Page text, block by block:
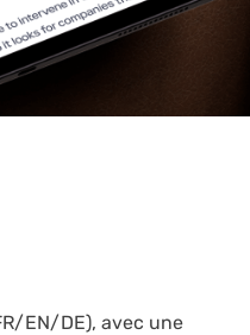
EN/DE), avec une